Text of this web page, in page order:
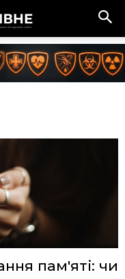
пам'яті: чи